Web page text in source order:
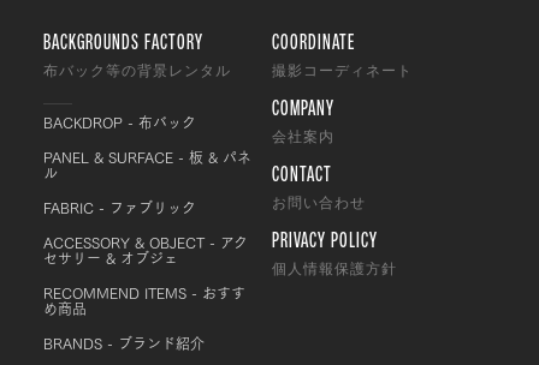
BACKGROUNDS FACTORY
布バック等の背景レンタル
BACKDROP - 布バック
PANEL & SURFACE - 板 & パネ
ル
FABRIC - ファブリック
ACCESSORY & OBJECT - アク
セサリー & オブジェ
RECOMMEND ITEMS - おすす
め商品
BRANDS - ブランド紹介
COORDINATE
撮影コーディネート
COMPANY
会社案内
CONTACT
お問い合わせ
PRIVACY POLICY
個人情報保護方針